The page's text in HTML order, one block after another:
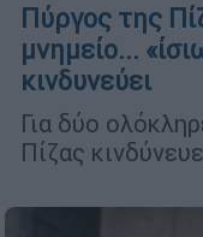
Πύργος της
μνημείο...
κινδυνεύει
Για δύο
Πίζας κινδύνευε